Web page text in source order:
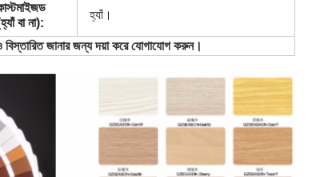
বা না):
হ্যাঁ।
জানার জন্য দয়া করে যোগাযোগ করুন।